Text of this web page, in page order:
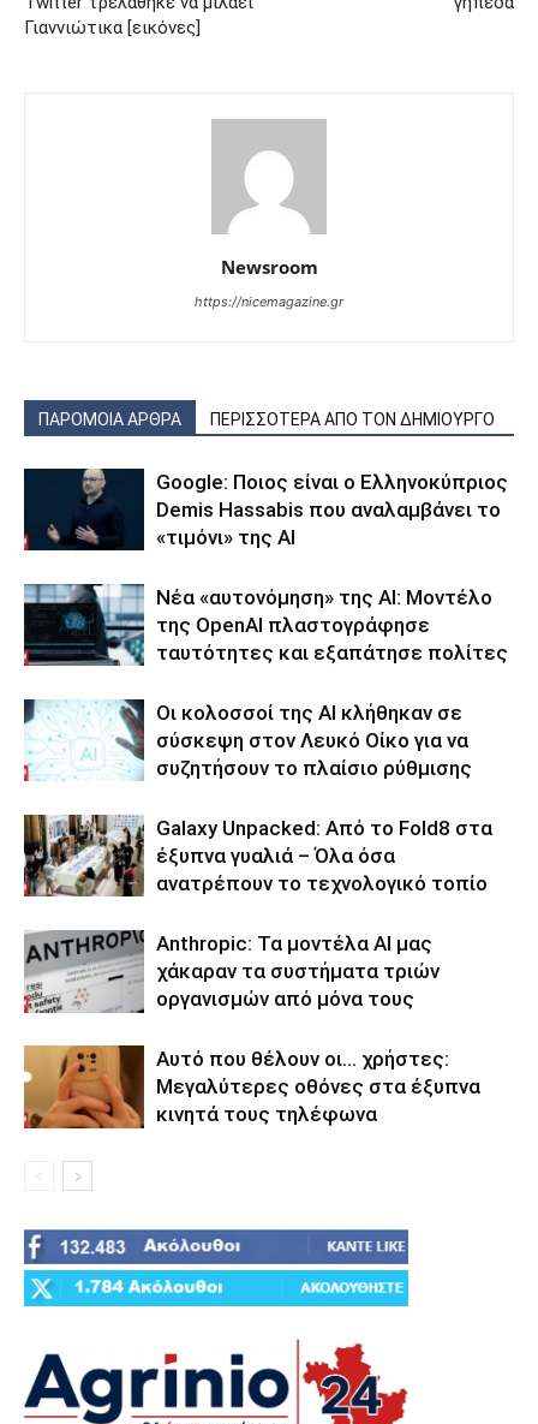
Γιαννιώτικα [εικόνες]
Newsroom
https://nicemagazine.gr
ΠΑΡΟΜΟΙΑ ΑΡΘΡΑ ΠΕΡΙΣΣΟΤΕΡΑ ΑΠΟ ΤΟΝ ΔΗΜΙΟΥΡΓΟ
Google: Ποιος είναι ο Ελληνοκύπριος
Demis Hassabis που αναλαμβάνει το
«τιμόνι» της ΑΙ
Νέα «αυτονόμηση» της AI: Μοντέλο
της OpenAI πλαστογράφησε
ταυτότητες και εξαπάτησε πολίτες
Οι κολοσσοί της ΑΙ κλήθηκαν σε
σύσκεψη στον Λευκό Οίκο για να
συζητήσουν το πλαίσιο ρύθμισης
Galaxy Unpacked: Από το Fold8 στα
έξυπνα γυαλιά – Όλα όσα
ανατρέπουν το τεχνολογικό τοπίο
Anthropic: Τα μοντέλα AI μας
χάκαραν τα συστήματα τριών
οργανισμών από μόνα τους
Αυτό που θέλουν οι… χρήστες:
Μεγαλύτερες οθόνες στα έξυπνα
κινητά τους τηλέφωνα